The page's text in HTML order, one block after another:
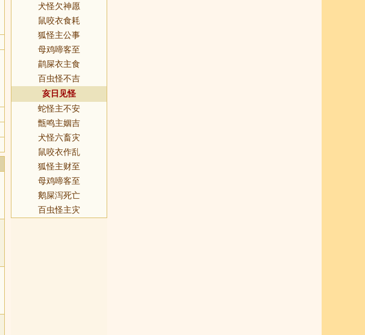
犬怪欠神愿
鼠咬衣食耗
狐怪主公事
母鸡啼客至
鹋屎衣主食
百虫怪不吉
亥日见怪
蛇怪主不安
甑鸣主姻吉
犬怪六畜灾
鼠咬衣作乱
狐怪主财至
母鸡啼客至
鹅屎泻死亡
百虫怪主灾